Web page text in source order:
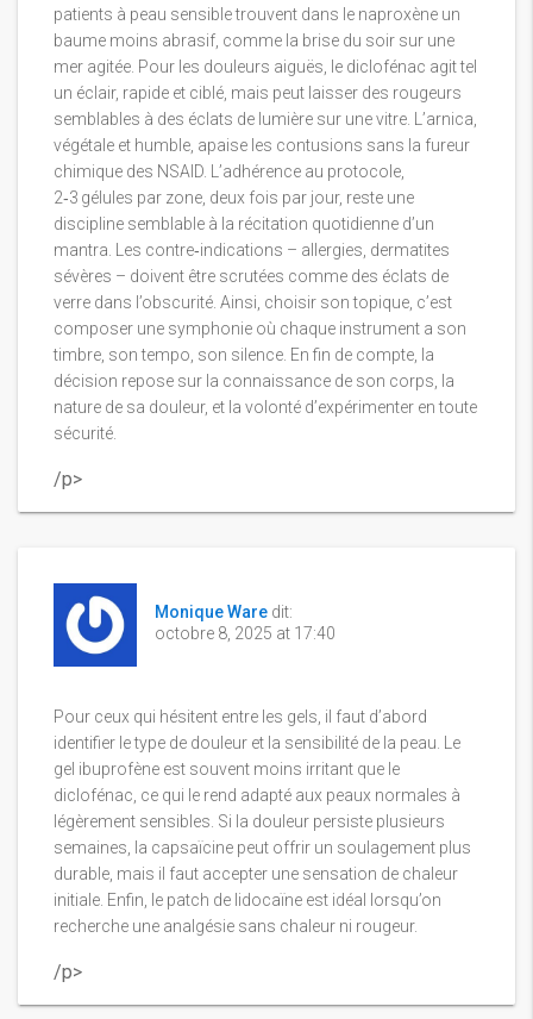
patients à peau sensible trouvent dans le naproxène un
baume moins abrasif, comme la brise du soir sur une
mer agitée. Pour les douleurs aiguës, le diclofénac agit tel
un éclair, rapide et ciblé, mais peut laisser des rougeurs
semblables à des éclats de lumière sur une vitre. L’arnica,
végétale et humble, apaise les contusions sans la fureur
chimique des NSAID. L’adhérence au protocole,
2‑3 gélules par zone, deux fois par jour, reste une
discipline semblable à la récitation quotidienne d’un
mantra. Les contre‑indications – allergies, dermatites
sévères – doivent être scrutées comme des éclats de
verre dans l’obscurité. Ainsi, choisir son topique, c’est
composer une symphonie où chaque instrument a son
timbre, son tempo, son silence. En fin de compte, la
décision repose sur la connaissance de son corps, la
nature de sa douleur, et la volonté d’expérimenter en toute
sécurité.
/p>
Monique Ware dit:
octobre 8, 2025 at 17:40
Pour ceux qui hésitent entre les gels, il faut d’abord
identifier le type de douleur et la sensibilité de la peau. Le
gel ibuprofène est souvent moins irritant que le
diclofénac, ce qui le rend adapté aux peaux normales à
légèrement sensibles. Si la douleur persiste plusieurs
semaines, la capsaïcine peut offrir un soulagement plus
durable, mais il faut accepter une sensation de chaleur
initiale. Enfin, le patch de lidocaïne est idéal lorsqu’on
recherche une analgésie sans chaleur ni rougeur.
/p>